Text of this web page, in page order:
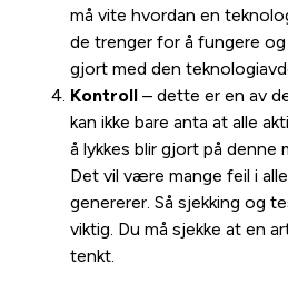
må vite hvordan en
de trenger for å fungere
gjort med den
Kontroll – dette er en av
kan ikke bare anta at alle
å lykkes blir gjort på denne
Det vil være mange feil i
genererer. Så sjekking og
viktig. Du må sjekke at en
tenkt.